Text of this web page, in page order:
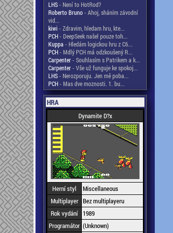
LHS- Není to HotRod?
Roberto Bruno- Ahoj, sháním závodní
vid...
kiwi - Zdravim, hledam hru, kte...
PCH- DeepSeek našel pouze toh...
Kuppa - Hledám logickou hru z C6...
PCH- Mdlý PCH má odzkoušený R...
Carpenter- Souhlasím s Patrikem a k...
Carpenter- Vše už funguje ke spokoj...
LHS- Nerozporuju. Jen mě poba...
PCH- Mas dve moznosti. 1. bu...
HRA
Dynamite D?x
Herní styl
Miscellaneous
Multiplayer Bez multiplayeru
Rok vydání
1989
Programátor (Unknown)